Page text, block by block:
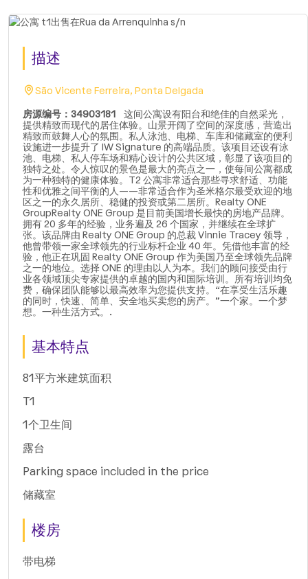
描述
São Vicente Ferreira, Ponta Delgada
房源编号：34903181 这间公寓设有阳台和绝佳的自然采光，
提供精致而现代的居住体验。山景开阔了空间的深度感，营造出
精致而鼓舞人心的氛围。私人泳池、电梯、车库和储藏室的便利
设施进一步提升了 IW Signature 的高端品质。该项目还设有泳
池、电梯、私人停车场和精心设计的公共区域，彰显了该项目的
独特之处。令人惊叹的景色是最大的亮点之一，使每间公寓都成
为一种独特的健康体验。T2 公寓非常适合那些寻求舒适、功能
性和优雅之间平衡的人——非常适合作为圣米格尔最受欢迎的地
区之一的永久居所、稳健的投资或第二居所。Realty ONE
GroupRealty ONE Group 是目前美国增长最快的房地产品牌。
拥有 20 多年的经验，业务遍及 26 个国家，并继续在全球扩
张。该品牌由 Realty ONE Group 的总裁 Vinnie Tracey 领导，
他曾带领一家全球领先的行业标杆企业 40 年。凭借他丰富的经
验，他正在巩固 Realty ONE Group 作为美国乃至全球领先品牌
之一的地位。选择 ONE 的理由以人为本。我们的顾问接受由行
业各领域顶尖专家提供的卓越的国内和国际培训。所有培训均免
费，确保团队能够以最高效率为您提供支持。“在享受生活乐趣
的同时，快速、简单、安全地买卖您的房产。”一个家。一个梦
想。一种生活方式。.
基本特点
81平方米建筑面积
T1
1个卫生间
露台
Parking space included in the price
储藏室
楼房
带电梯